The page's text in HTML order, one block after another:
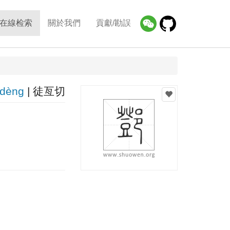
在線检索 關於我們 貢獻/勘誤
| 徒亙切